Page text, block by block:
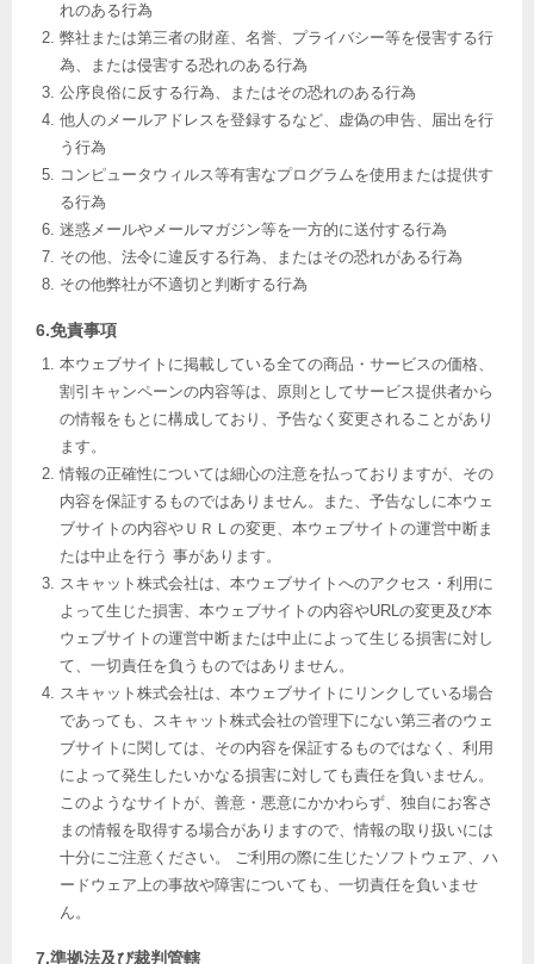
れのある行為
弊社または第三者の財産、名誉、プライバシー等を侵害する行
為、または侵害する恐れのある行為
公序良俗に反する行為、またはその恐れのある行為
他人のメールアドレスを登録するなど、虚偽の申告、届出を行
う行為
コンピュータウィルス等有害なプログラムを使用または提供す
る行為
迷惑メールやメールマガジン等を一方的に送付する行為
その他、法令に違反する行為、またはその恐れがある行為
その他弊社が不適切と判断する行為
6.免責事項
本ウェブサイトに掲載している全ての商品・サービスの価格、
割引キャンペーンの内容等は、原則としてサービス提供者から
の情報をもとに構成しており、予告なく変更されることがあり
ます。
情報の正確性については細心の注意を払っておりますが、その
内容を保証するものではありません。また、予告なしに本ウェ
ブサイトの内容やＵＲＬの変更、本ウェブサイトの運営中断ま
たは中止を行う 事があります。
スキャット株式会社は、本ウェブサイトへのアクセス・利用に
よって生じた損害、本ウェブサイトの内容やURLの変更及び本
ウェブサイトの運営中断または中止によって生じる損害に対し
て、一切責任を負うものではありません。
スキャット株式会社は、本ウェブサイトにリンクしている場合
であっても、スキャット株式会社の管理下にない第三者のウェ
ブサイトに関しては、その内容を保証するものではなく、利用
によって発生したいかなる損害に対しても責任を負いません。
このようなサイトが、善意・悪意にかかわらず、独自にお客さ
まの情報を取得する場合がありますので、情報の取り扱いには
十分にご注意ください。 ご利用の際に生じたソフトウェア、ハ
ードウェア上の事故や障害についても、一切責任を負いませ
ん。
7.準拠法及び裁判管轄